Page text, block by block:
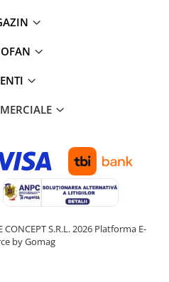
S.R.L. 2026 Platforma E-
by Gomag